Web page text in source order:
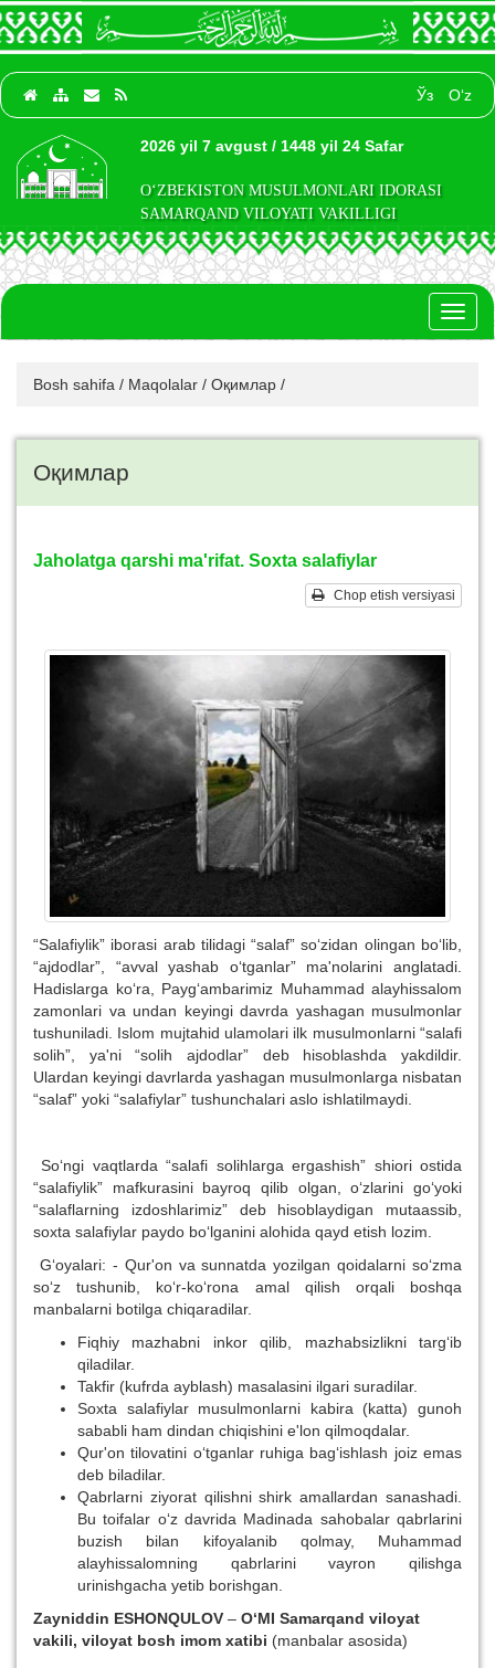
Ўз O‘z
2026 yil 7 avgust / 1448 yil 24 Safar
O‘ZBEKISTON MUSULMONLARI IDORASI
SAMARQAND VILOYATI VAKILLIGI
Bosh sahifa / Maqolalar / Оқимлар /
Оқимлар
Jaholatga qarshi ma'rifat. Soxta salafiylar
Chop etish versiyasi
“Salafiylik” iborasi arab tilidagi “salaf” so‘zidan olingan bo‘lib,
“ajdodlar”, “avval yashab o‘tganlar” ma'nolarini anglatadi.
Hadislarga ko‘ra, Payg‘ambarimiz Muhammad alayhissalom
zamonlari va undan keyingi davrda yashagan musulmonlar
tushuniladi. Islom mujtahid ulamolari ilk musulmonlarni “salafi
solih”, ya'ni “solih ajdodlar” deb hisoblashda yakdildir.
Ulardan keyingi davrlarda yashagan musulmonlarga nisbatan
“salaf” yoki “salafiylar” tushunchalari aslo ishlatilmaydi.
So‘ngi vaqtlarda “salafi solihlarga ergashish” shiori ostida
“salafiylik” mafkurasini bayroq qilib olgan, o‘zlarini go‘yoki
“salaflarning izdoshlarimiz” deb hisoblaydigan mutaassib,
soxta salafiylar paydo bo‘lganini alohida qayd etish lozim.
G‘oyalari: - Qur'on va sunnatda yozilgan qoidalarni so‘zma
so‘z tushunib, ko‘r-ko‘rona amal qilish orqali boshqa
manbalarni botilga chiqaradilar.
Fiqhiy mazhabni inkor qilib, mazhabsizlikni targ‘ib
qiladilar.
Takfir (kufrda ayblash) masalasini ilgari suradilar.
Soxta salafiylar musulmonlarni kabira (katta) gunoh
sababli ham dindan chiqishini e'lon qilmoqdalar.
Qur'on tilovatini o‘tganlar ruhiga bag‘ishlash joiz emas
deb biladilar.
Qabrlarni ziyorat qilishni shirk amallardan sanashadi.
Bu toifalar o‘z davrida Madinada sahobalar qabrlarini
buzish bilan kifoyalanib qolmay, Muhammad
alayhissalomning qabrlarini vayron qilishga
urinishgacha yetib borishgan.
Zayniddin ESHONQULOV – O‘MI Samarqand viloyat
vakili, viloyat bosh imom xatibi (manbalar asosida)